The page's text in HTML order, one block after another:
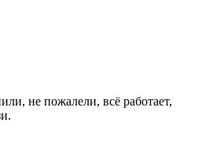
не пожалели, всё работает,